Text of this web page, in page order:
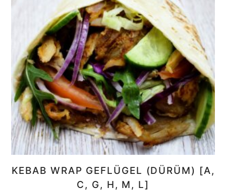
KEBAB WRAP GEFLÜGEL (DÜRÜM) [A,
C, G, H, M, L]